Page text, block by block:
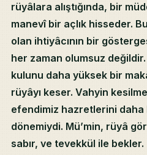
rüyâlara alıştığında, bir
manevî bir açlık hisseder.
olan ihtiyâcının bir
her zaman olumsuz değildir.
kulunu daha yüksek bir
rüyâyı keser. Vahyin
efendimiz hazretlerini daha
dönemiydi. Mü’min, rüyâ
sabır, ve tevekkül ile bekler.